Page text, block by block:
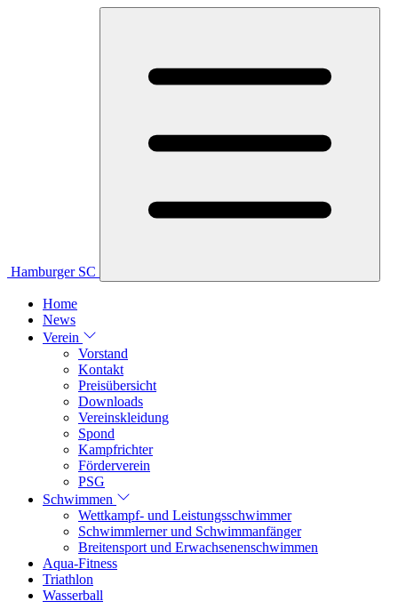
Hamburger SC
Home
News
Verein
Vorstand
Kontakt
Preisübersicht
Downloads
Vereinskleidung
Spond
Kampfrichter
Förderverein
PSG
Schwimmen
Wettkampf- und Leistungsschwimmer
Schwimmlerner und Schwimmanfänger
Breitensport und Erwachsenenschwimmen
Aqua-Fitness
Triathlon
Wasserball